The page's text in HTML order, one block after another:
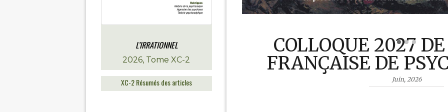
2027 DE LA REVUE
DE PSYCHANALYSE
2026, TOME
Mai, 2026
L’IRRATIONNEL
2026, Tome XC-2
XC-2 Résumés des articles